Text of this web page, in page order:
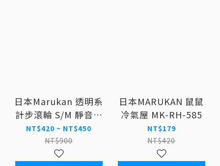
日本Marukan 透明系
計步滾輪 S/M 靜音滾
輪
NT$420 ~ NT$450
NT$900
日本MARUKAN 鼠鼠
冷氣屋 MK-RH-585
NT$179
NT$420